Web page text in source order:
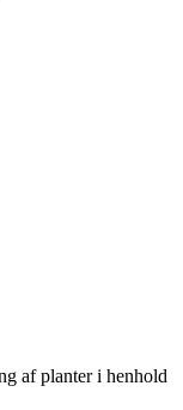
af planter i henhold